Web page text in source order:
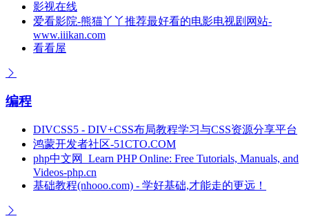
影视在线
爱看影院-熊猫丫丫推荐最好看的电影电视剧网站-
www.iiikan.com
看看屋
编程
DIVCSS5 - DIV+CSS布局教程学习与CSS资源分享平台
鸿蒙开发者社区-51CTO.COM
php中文网_Learn PHP Online: Free Tutorials, Manuals, and
Videos-php.cn
基础教程(nhooo.com) - 学好基础,才能走的更远！